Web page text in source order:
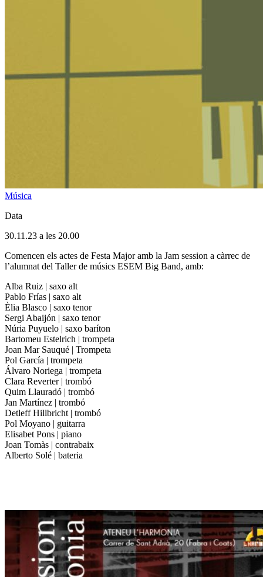
Música
Data
30.11.23 a les 20.00
Comencen els actes de Festa Major amb la Jam session a càrrec de
l’alumnat del Taller de músics ESEM Big Band, amb:
Alba Ruiz | saxo alt
Pablo Frías | saxo alt
Èlia Blasco | saxo tenor
Sergi Abaijón | saxo tenor
Núria Puyuelo | saxo baríton
Bartomeu Estelrich | trompeta
Joan Mar Sauqué | Trompeta
Pol García | trompeta
Álvaro Noriega | trompeta
Clara Reverter | trombó
Quim Llauradó | trombó
Jan Martínez | trombó
Detleff Hillbricht | trombó
Pol Moyano | guitarra
Elisabet Pons | piano
Joan Tomàs | contrabaix
Alberto Solé | bateria